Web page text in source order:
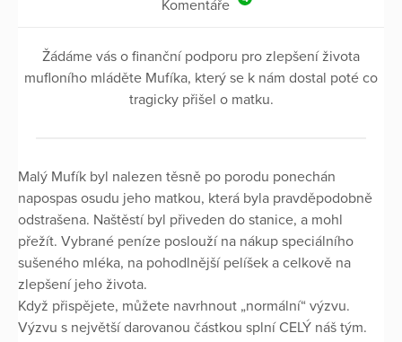
Komentáře
Žádáme vás o finanční podporu pro zlepšení života
mufloního mláděte Mufíka, který se k nám dostal poté co
tragicky přišel o matku.
Malý Mufík byl nalezen těsně po porodu ponechán
napospas osudu jeho matkou, která byla pravděpodobně
odstrašena. Naštěstí byl přiveden do stanice, a mohl
přežít. Vybrané peníze poslouží na nákup speciálního
sušeného mléka, na pohodlnější pelíšek a celkově na
zlepšení jeho života.
Když přispějete, můžete navrhnout „normální“ výzvu.
Výzvu s největší darovanou částkou splní CELÝ náš tým.